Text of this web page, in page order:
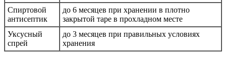
Спиртовой
антисептик
до 6 месяцев при хранении в плотно
закрытой таре в прохладном месте
Уксусный
спрей
до 3 месяцев при правильных условиях
хранения